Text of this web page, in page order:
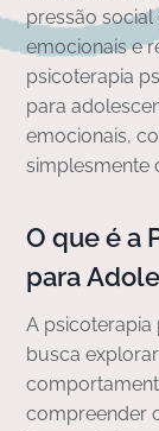
pressão
emocionais e
psicoterapia
para
emocionais,
simplesmente
O que é a
para
A
busca
compreender